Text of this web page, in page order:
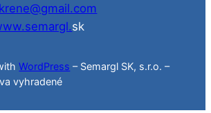
sk
WordPress – Semargl SK, s.r.o. –
vyhradené